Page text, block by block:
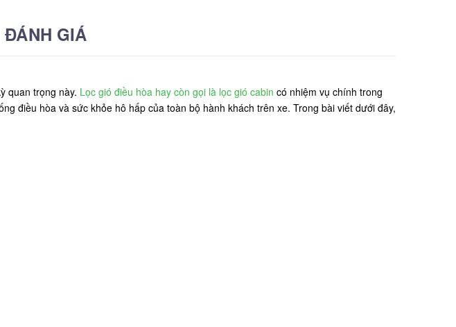
ĐÁNH GIÁ
quan trọng này. Lọc gió điều hòa hay còn gọi là lọc gió cabin có nhiệm vụ chính trong
điều hòa và sức khỏe hô hấp của toàn bộ hành khách trên xe. Trong bài viết dưới đây,